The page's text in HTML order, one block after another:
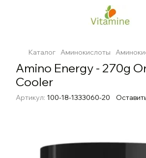
Каталог Аминокислоты
Amino Energy - 270g
Cooler
Артикул: 100-18-1333060-20